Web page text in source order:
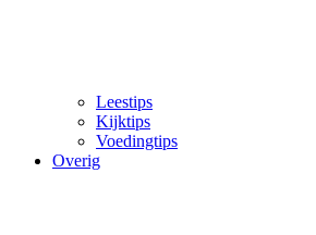
Leestips
Kijktips
Voedingtips
Overig